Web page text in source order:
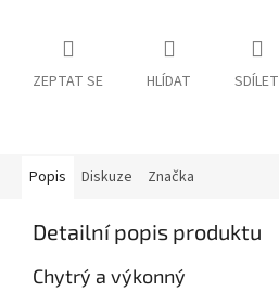
ZEPTAT SE HLÍDAT SDÍLET
Popis Diskuze Značka
Detailní popis produktu
Chytrý a výkonný